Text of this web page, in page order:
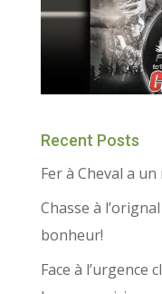
Recent Posts
Fer à Cheval a
Chasse à
bonheur!
Face à l’urgence